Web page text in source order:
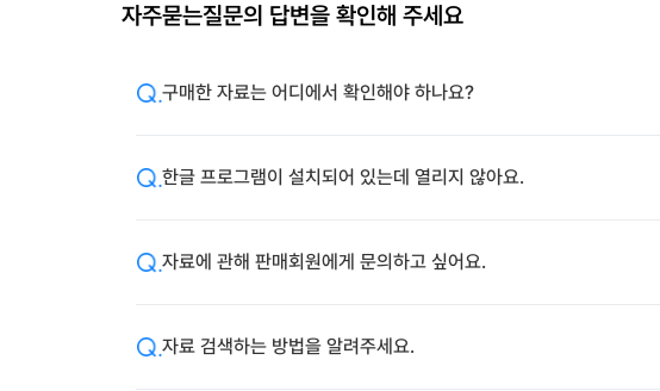
자주묻는질문의 답변을 확인해 주세요
구매한 자료는 어디에서 확인해야 하나요?
한글 프로그램이 설치되어 있는데 열리지 않아요.
자료에 관해 판매회원에게 문의하고 싶어요.
자료 검색하는 방법을 알려주세요.